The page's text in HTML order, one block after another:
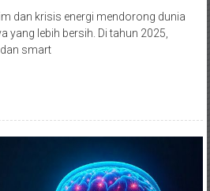
dan krisis energi mendorong dunia
yang lebih bersih. Di tahun 2025,
smart